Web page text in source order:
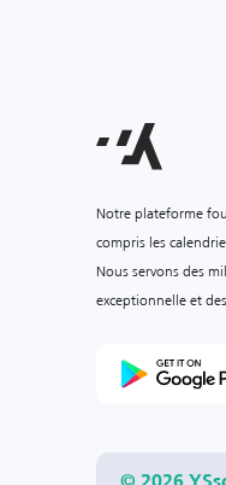
Notre plateforme
compris les
Nous servons des
exceptionnelle et